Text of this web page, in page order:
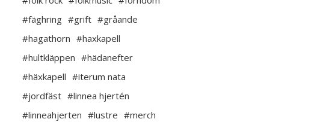
#fäghring #grift #gråande
#hagathorn #haxkapell
#hultkläppen #hädanefter
#häxkapell #iterum nata
#jordfäst #linnea hjertén
#linneahjerten #lustre #merch